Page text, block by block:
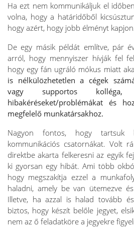
Ha ezt nem kommunikáljuk el
volna, hogy a határidőből
hogy azért, hogy jobb élményt
De egy másik példát említve, pár
arról, hogy mennyiszer hívják fel
hogy egy fán ugráló mókus miatt
is nélkülözhetetlen a cégek
vagy supportos
hibakéréseket/problémákat és
megfelelő munkatársakhoz.
Nagyon fontos, hogy tartsuk
kommunikációs csatornákat. Volt
direktbe akarta felkeresni az egyik
ki gyorsan egy hibát. Ami több
hogy megszakítja ezzel a
haladni, amely be van ütemezve
Illetve, ha azzal is halad tovább
biztos, hogy készít belőle jegyet,
nem az ő feladatköre a jegyekre